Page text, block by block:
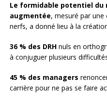
Le formidable potentiel du
augmentée, mesuré par une
nerfs, a donné lieu à la
36 % des DRH nuls en
à conjuguer plusieurs
45 % des managers
carrière pour ne pas se faire